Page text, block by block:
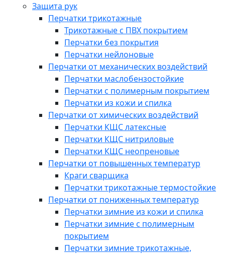
Защита рук
Перчатки трикотажные
Трикотажные с ПВХ покрытием
Перчатки без покрытия
Перчатки нейлоновые
Перчатки от механических воздействий
Перчатки маслобензостойкие
Перчатки с полимерным покрытием
Перчатки из кожи и спилка
Перчатки от химических воздействий
Перчатки КЩС латексные
Перчатки КЩС нитриловые
Перчатки КЩС неопреновые
Перчатки от повышенных температур
Краги сварщика
Перчатки трикотажные термостойкие
Перчатки от пониженных температур
Перчатки зимние из кожи и спилка
Перчатки зимние с полимерным
покрытием
Перчатки зимние трикотажные,